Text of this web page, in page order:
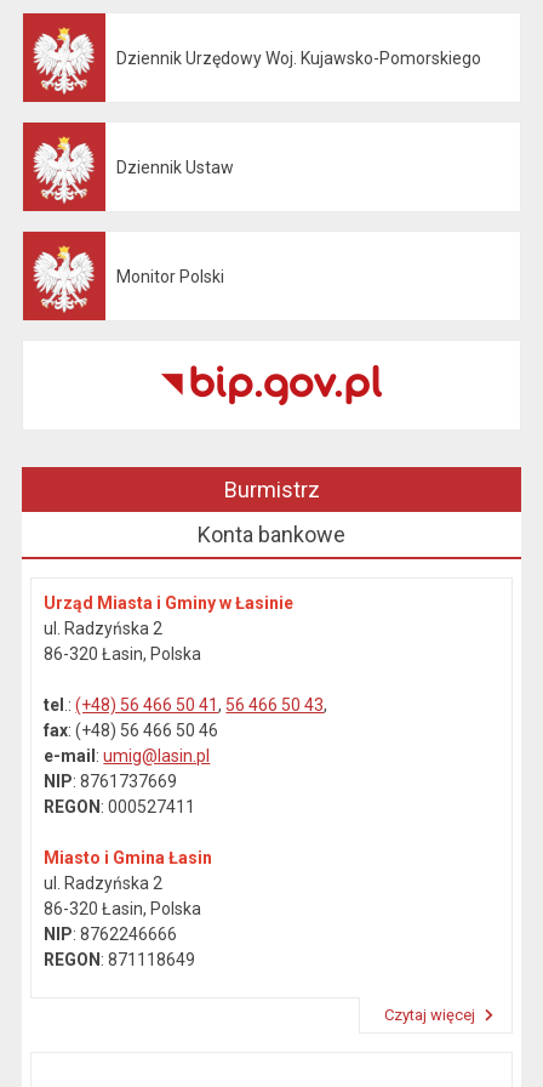
Dziennik Urzędowy Woj. Kujawsko-Pomorskiego
Dziennik Ustaw
Monitor Polski
Burmistrz
Konta bankowe
Urząd Miasta i Gminy w Łasinie
ul. Radzyńska 2
86-320 Łasin, Polska
tel .:(+48) 56 466 50 41, 56 466 50 43,
fax: (+48) 56 466 50 46
e-mail :umig@lasin.pl
NIP: 8761737669
REGON : 000527411
Miasto i Gmina Łasin
ul. Radzyńska 2
86-320 Łasin, Polska
NIP: 8762246666
REGON : 871118649
Czytaj więcej